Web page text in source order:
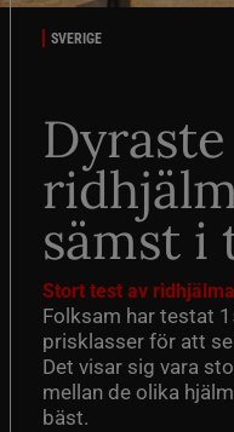
SVERIGE
Dyraste
sämst i
Stort test av
Folksam har testat
prisklasser för att
Det visar sig vara
mellan de olika
bäst.